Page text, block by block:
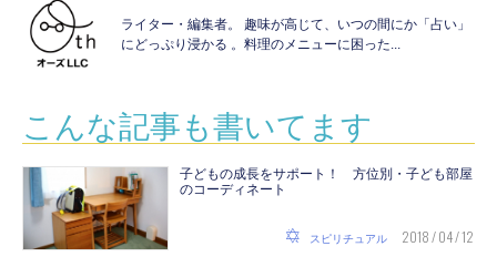
ライター・編集者。 趣味が高じて、いつの間にか「占い」
にどっぷり浸かる 。料理のメニューに困った...
こんな記事も書いてます
子どもの成長をサポート！ 方位別・子ども部屋
のコーディネート
スピリチュアル 2018 / 04 / 12